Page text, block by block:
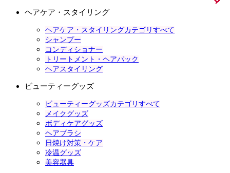
ヘアケア・スタイリング
ヘアケア・スタイリングカテゴリすべて
シャンプー
コンディショナー
トリートメント・ヘアパック
ヘアスタイリング
ビューティーグッズ
ビューティーグッズカテゴリすべて
メイクグッズ
ボディケアグッズ
ヘアブラシ
日焼け対策・ケア
冷温グッズ
美容器具